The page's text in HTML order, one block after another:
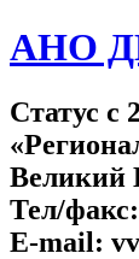
АНО
Статус c
Великий
Тел/
E-mail: